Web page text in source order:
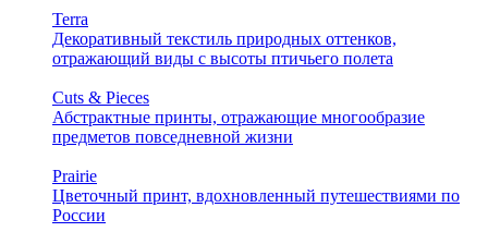
Terra
Декоративный текстиль природных оттенков,
отражающий виды с высоты птичьего полета
Cuts & Pieces
Абстрактные принты, отражающие многообразие
предметов повседневной жизни
Prairie
Цветочный принт, вдохновленный путешествиями по
России